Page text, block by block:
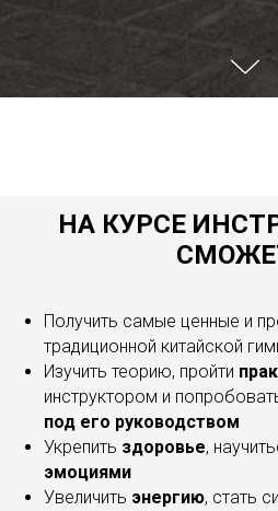
НА КУРСЕ
Получить самые ценные и
традиционной китайской
Изучить теорию, пройти
инструктором и
под его руководством
Укрепить здоровье,
эмоциями
Увеличить энергию, стать